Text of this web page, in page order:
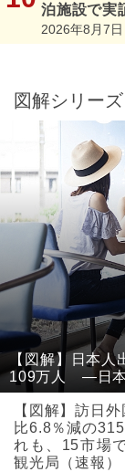
泊施設で実
2026年8月7日
図解シリーズ
【図解】日本
109万人 ―日本
【図解】訪日
比6.8％減の
れも、15市場
観光局（速報）